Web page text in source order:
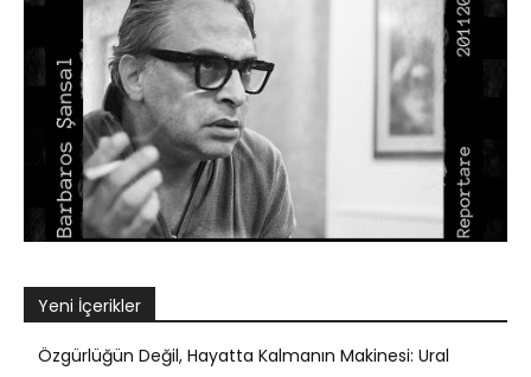
Yeni İçerikler
Özgürlüğün Değil, Hayatta Kalmanın Makinesi: Ural